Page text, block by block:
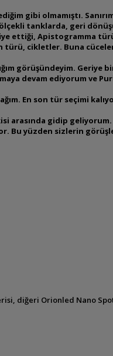
gibi olmamıştı.
tanklarda, geri
ettiği, Apistogramma
cikletler. Buna
görüşündeyim.
devam ediyorum ve
En son tür seçimi
arasında gidip
yüzden sizlerin
diğeri Orionled Nano